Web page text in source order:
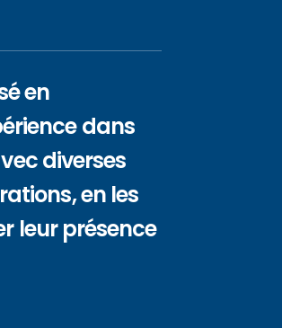
en
dans
diverses
en les
leur présence